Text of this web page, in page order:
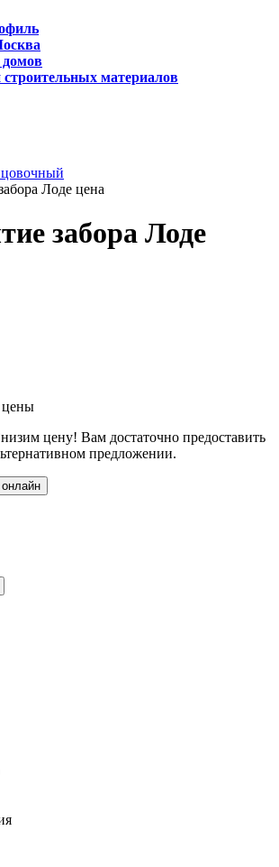
строительных материалов
Лоде цена
забора Лоде
цены
цену! Вам достаточно предоставить
предложении.